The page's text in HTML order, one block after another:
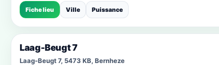
Fiche lieu Ville Puissance
Laag-Beugt 7
Laag-Beugt 7, 5473 KB, Bernheze